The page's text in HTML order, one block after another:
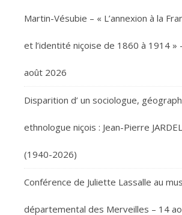
Martin-Vésubie – « L’annexion à la
et l’identité niçoise de 1860 à 1914 »
août 2026
Disparition d’ un sociologue,
ethnologue niçois : Jean-Pierre JARDEL
(1940-2026)
Conférence de Juliette Lassalle au
départemental des Merveilles – 14